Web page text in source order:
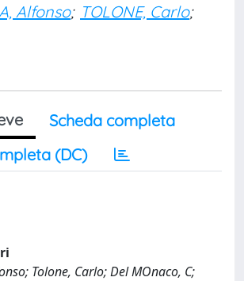
Alfonso; TOLONE, Carlo;
Scheda completa
(DC)
Tolone, Carlo; Del MOnaco, C;